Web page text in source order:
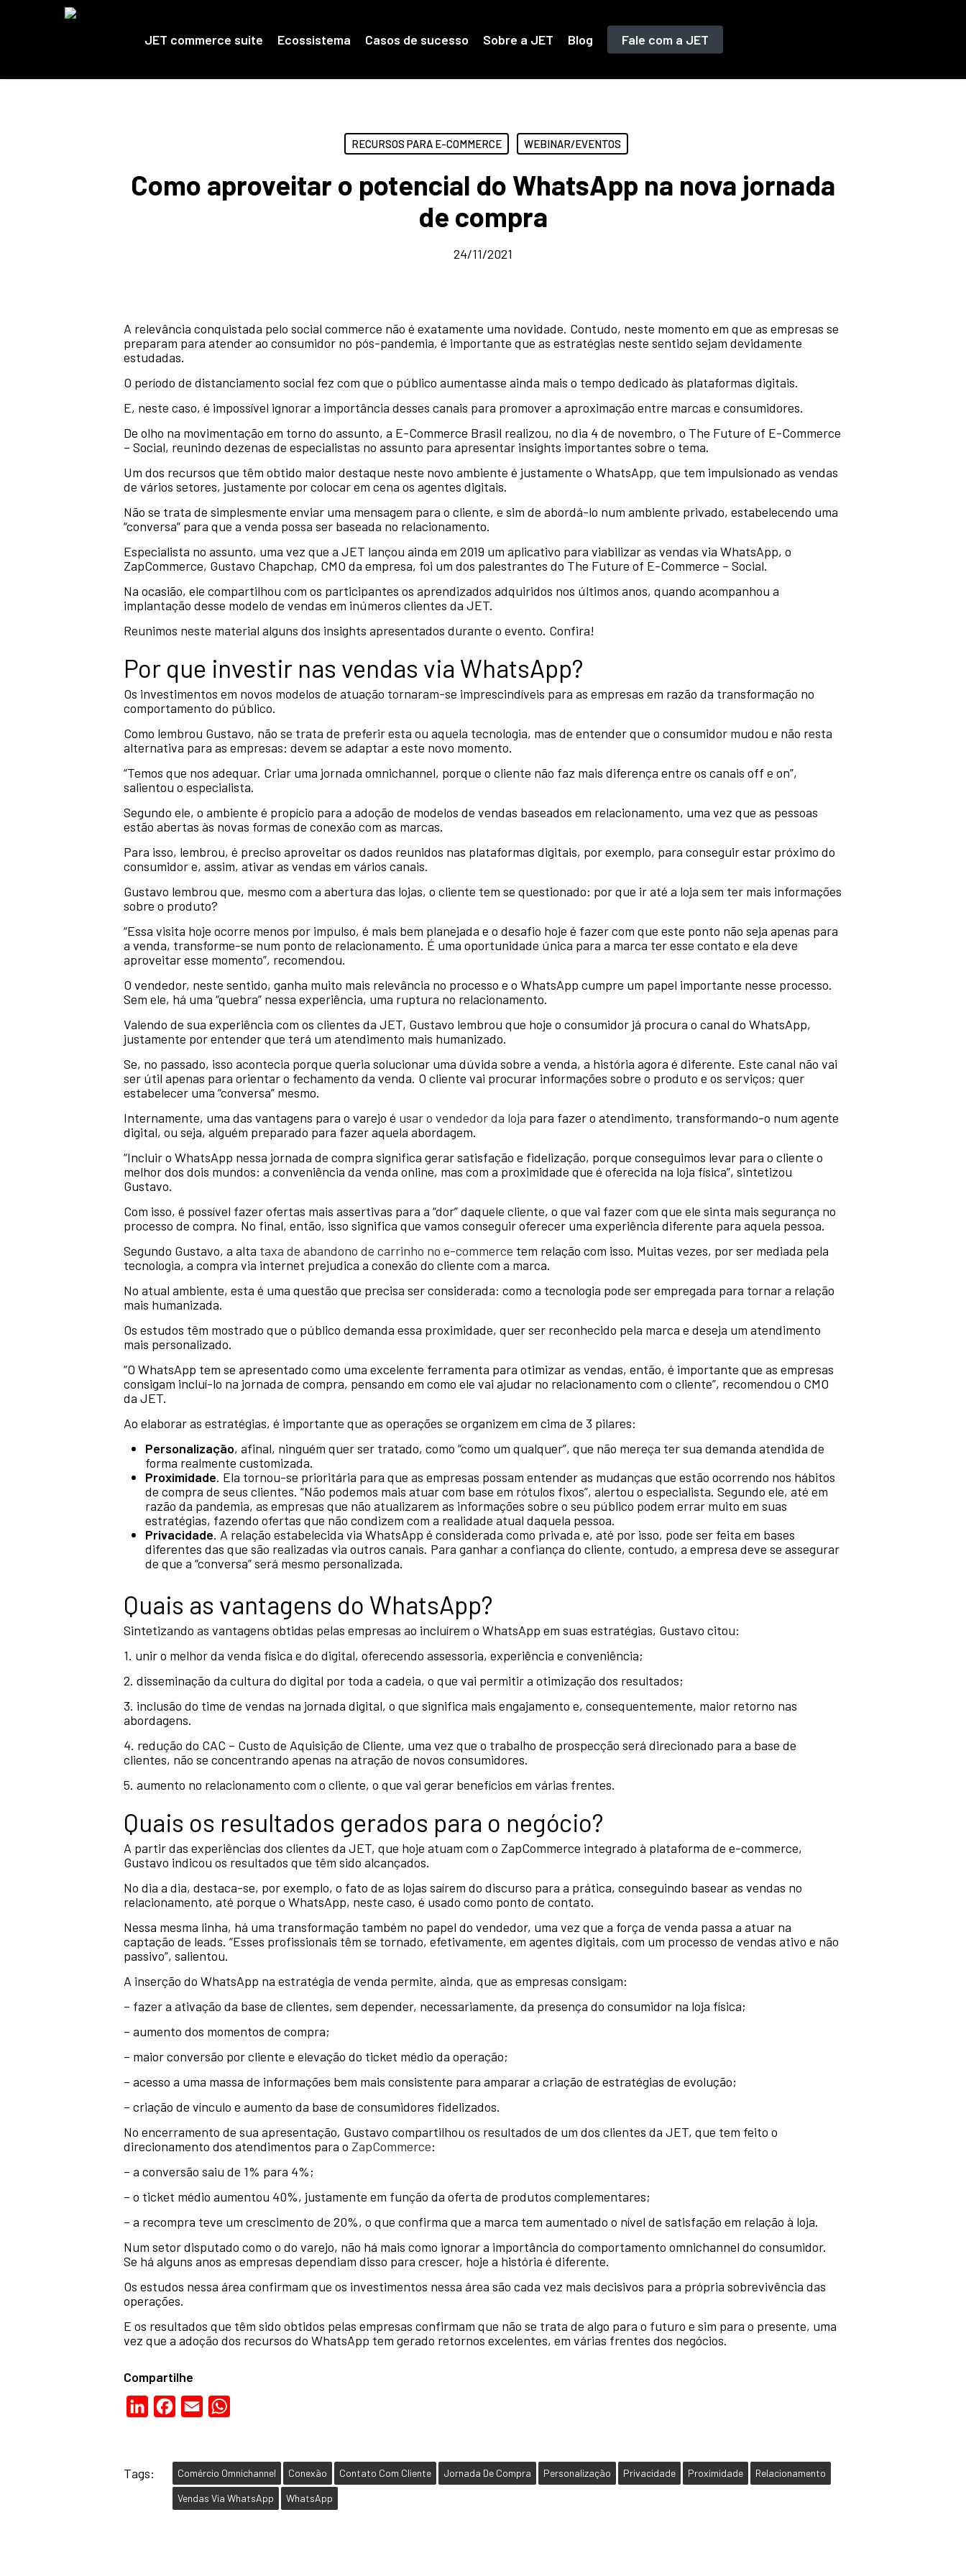
JET commerce suite Ecossistema Casos de sucesso Sobre a JET Blog Fale com a JET
RECURSOS PARA E-COMMERCE WEBINAR/EVENTOS
Como aproveitar o potencial do WhatsApp na nova jornada
de compra
24/11/2021
A relevância conquistada pelo social commerce não é exatamente uma novidade. Contudo, neste momento em que as empresas se
preparam para atender ao consumidor no pós-pandemia, é importante que as estratégias neste sentido sejam devidamente
estudadas.
O período de distanciamento social fez com que o público aumentasse ainda mais o tempo dedicado às plataformas digitais.
E, neste caso, é impossível ignorar a importância desses canais para promover a aproximação entre marcas e consumidores.
De olho na movimentação em torno do assunto, a E-Commerce Brasil realizou, no dia 4 de novembro, o The Future of E-Commerce
– Social, reunindo dezenas de especialistas no assunto para apresentar insights importantes sobre o tema.
Um dos recursos que têm obtido maior destaque neste novo ambiente é justamente o WhatsApp, que tem impulsionado as vendas
de vários setores, justamente por colocar em cena os agentes digitais.
Não se trata de simplesmente enviar uma mensagem para o cliente, e sim de abordá-lo num ambiente privado, estabelecendo uma
“conversa” para que a venda possa ser baseada no relacionamento.
Especialista no assunto, uma vez que a JET lançou ainda em 2019 um aplicativo para viabilizar as vendas via WhatsApp, o
ZapCommerce, Gustavo Chapchap, CMO da empresa, foi um dos palestrantes do The Future of E-Commerce – Social.
Na ocasião, ele compartilhou com os participantes os aprendizados adquiridos nos últimos anos, quando acompanhou a
implantação desse modelo de vendas em inúmeros clientes da JET.
Reunimos neste material alguns dos insights apresentados durante o evento. Confira!
Por que investir nas vendas via WhatsApp?
Os investimentos em novos modelos de atuação tornaram-se imprescindíveis para as empresas em razão da transformação no
comportamento do público.
Como lembrou Gustavo, não se trata de preferir esta ou aquela tecnologia, mas de entender que o consumidor mudou e não resta
alternativa para as empresas: devem se adaptar a este novo momento.
“Temos que nos adequar. Criar uma jornada omnichannel, porque o cliente não faz mais diferença entre os canais off e on”,
salientou o especialista.
Segundo ele, o ambiente é propício para a adoção de modelos de vendas baseados em relacionamento, uma vez que as pessoas
estão abertas às novas formas de conexão com as marcas.
Para isso, lembrou, é preciso aproveitar os dados reunidos nas plataformas digitais, por exemplo, para conseguir estar próximo do
consumidor e, assim, ativar as vendas em vários canais.
Gustavo lembrou que, mesmo com a abertura das lojas, o cliente tem se questionado: por que ir até a loja sem ter mais informações
sobre o produto?
“Essa visita hoje ocorre menos por impulso, é mais bem planejada e o desafio hoje é fazer com que este ponto não seja apenas para
a venda, transforme-se num ponto de relacionamento. É uma oportunidade única para a marca ter esse contato e ela deve
aproveitar esse momento”, recomendou.
O vendedor, neste sentido, ganha muito mais relevância no processo e o WhatsApp cumpre um papel importante nesse processo.
Sem ele, há uma “quebra” nessa experiência, uma ruptura no relacionamento.
Valendo de sua experiência com os clientes da JET, Gustavo lembrou que hoje o consumidor já procura o canal do WhatsApp,
justamente por entender que terá um atendimento mais humanizado.
Se, no passado, isso acontecia porque queria solucionar uma dúvida sobre a venda, a história agora é diferente. Este canal não vai
ser útil apenas para orientar o fechamento da venda. O cliente vai procurar informações sobre o produto e os serviços; quer
estabelecer uma “conversa” mesmo.
Internamente, uma das vantagens para o varejo é usar o vendedor da loja para fazer o atendimento, transformando-o num agente
digital, ou seja, alguém preparado para fazer aquela abordagem.
“Incluir o WhatsApp nessa jornada de compra significa gerar satisfação e fidelização, porque conseguimos levar para o cliente o
melhor dos dois mundos: a conveniência da venda online, mas com a proximidade que é oferecida na loja física”, sintetizou
Gustavo.
Com isso, é possível fazer ofertas mais assertivas para a “dor” daquele cliente, o que vai fazer com que ele sinta mais segurança no
processo de compra. No final, então, isso significa que vamos conseguir oferecer uma experiência diferente para aquela pessoa.
Segundo Gustavo, a alta taxa de abandono de carrinho no e-commerce tem relação com isso. Muitas vezes, por ser mediada pela
tecnologia, a compra via internet prejudica a conexão do cliente com a marca.
No atual ambiente, esta é uma questão que precisa ser considerada: como a tecnologia pode ser empregada para tornar a relação
mais humanizada.
Os estudos têm mostrado que o público demanda essa proximidade, quer ser reconhecido pela marca e deseja um atendimento
mais personalizado.
“O WhatsApp tem se apresentado como uma excelente ferramenta para otimizar as vendas, então, é importante que as empresas
consigam incluí-lo na jornada de compra, pensando em como ele vai ajudar no relacionamento com o cliente”, recomendou o CMO
da JET.
Ao elaborar as estratégias, é importante que as operações se organizem em cima de 3 pilares:
Personalização, afinal, ninguém quer ser tratado, como “como um qualquer”, que não mereça ter sua demanda atendida de
forma realmente customizada.
Proximidade. Ela tornou-se prioritária para que as empresas possam entender as mudanças que estão ocorrendo nos hábitos
de compra de seus clientes. “Não podemos mais atuar com base em rótulos fixos”, alertou o especialista. Segundo ele, até em
razão da pandemia, as empresas que não atualizarem as informações sobre o seu público podem errar muito em suas
estratégias, fazendo ofertas que não condizem com a realidade atual daquela pessoa.
Privacidade. A relação estabelecida via WhatsApp é considerada como privada e, até por isso, pode ser feita em bases
diferentes das que são realizadas via outros canais. Para ganhar a confiança do cliente, contudo, a empresa deve se assegurar
de que a “conversa” será mesmo personalizada.
Quais as vantagens do WhatsApp?
Sintetizando as vantagens obtidas pelas empresas ao incluírem o WhatsApp em suas estratégias, Gustavo citou:
1. unir o melhor da venda física e do digital, oferecendo assessoria, experiência e conveniência;
2. disseminação da cultura do digital por toda a cadeia, o que vai permitir a otimização dos resultados;
3. inclusão do time de vendas na jornada digital, o que significa mais engajamento e, consequentemente, maior retorno nas
abordagens.
4. redução do CAC – Custo de Aquisição de Cliente, uma vez que o trabalho de prospecção será direcionado para a base de
clientes, não se concentrando apenas na atração de novos consumidores.
5. aumento no relacionamento com o cliente, o que vai gerar benefícios em várias frentes.
Quais os resultados gerados para o negócio?
A partir das experiências dos clientes da JET, que hoje atuam com o ZapCommerce integrado à plataforma de e-commerce,
Gustavo indicou os resultados que têm sido alcançados.
No dia a dia, destaca-se, por exemplo, o fato de as lojas saírem do discurso para a prática, conseguindo basear as vendas no
relacionamento, até porque o WhatsApp, neste caso, é usado como ponto de contato.
Nessa mesma linha, há uma transformação também no papel do vendedor, uma vez que a força de venda passa a atuar na
captação de leads. “Esses profissionais têm se tornado, efetivamente, em agentes digitais, com um processo de vendas ativo e não
passivo”, salientou.
A inserção do WhatsApp na estratégia de venda permite, ainda, que as empresas consigam:
– fazer a ativação da base de clientes, sem depender, necessariamente, da presença do consumidor na loja física;
– aumento dos momentos de compra;
– maior conversão por cliente e elevação do ticket médio da operação;
– acesso a uma massa de informações bem mais consistente para amparar a criação de estratégias de evolução;
– criação de vínculo e aumento da base de consumidores fidelizados.
No encerramento de sua apresentação, Gustavo compartilhou os resultados de um dos clientes da JET, que tem feito o
direcionamento dos atendimentos para o ZapCommerce:
– a conversão saiu de 1% para 4%;
– o ticket médio aumentou 40%, justamente em função da oferta de produtos complementares;
– a recompra teve um crescimento de 20%, o que confirma que a marca tem aumentado o nível de satisfação em relação à loja.
Num setor disputado como o do varejo, não há mais como ignorar a importância do comportamento omnichannel do consumidor.
Se há alguns anos as empresas dependiam disso para crescer, hoje a história é diferente.
Os estudos nessa área confirmam que os investimentos nessa área são cada vez mais decisivos para a própria sobrevivência das
operações.
E os resultados que têm sido obtidos pelas empresas confirmam que não se trata de algo para o futuro e sim para o presente, uma
vez que a adoção dos recursos do WhatsApp tem gerado retornos excelentes, em várias frentes dos negócios.
Compartilhe
LinkedInFacebook
Email
Tags: Comércio Omnichannel Conexão Contato Com Cliente Jornada De Compra Personalização Privacidade Proximidade Relacionamento
Vendas Via WhatsApp WhatsApp